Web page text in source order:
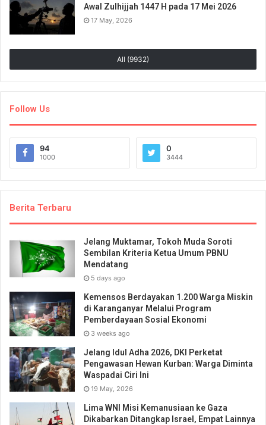
Awal Zulhijjah 1447 H pada 17 Mei 2026
17 May, 2026
All (9932)
Follow Us
94
1000
0
3444
Berita Terbaru
Jelang Muktamar, Tokoh Muda Soroti
Sembilan Kriteria Ketua Umum PBNU
Mendatang
5 days ago
Kemensos Berdayakan 1.200 Warga Miskin
di Karanganyar Melalui Program
Pemberdayaan Sosial Ekonomi
3 weeks ago
Jelang Idul Adha 2026, DKI Perketat
Pengawasan Hewan Kurban: Warga Diminta
Waspadai Ciri Ini
19 May, 2026
Lima WNI Misi Kemanusiaan ke Gaza
Dikabarkan Ditangkap Israel, Empat Lainnya